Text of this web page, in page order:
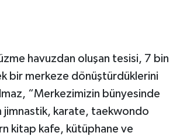
havuzdan oluşan tesisi, 7 bin
bir merkeze dönüştürdüklerini
“Merkezimizin bünyesinde
jimnastik, karate, taekwondo
kitap kafe, kütüphane ve